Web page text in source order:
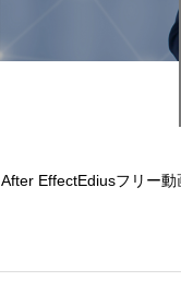
After EffectEdiusフリー動